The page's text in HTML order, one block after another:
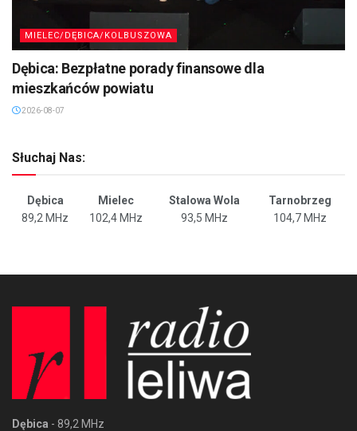
MIELEC/DĘBICA/KOLBUSZOWA
Dębica: Bezpłatne porady finansowe dla
mieszkańców powiatu
2026-08-07
Słuchaj Nas:
Dębica Mielec Stalowa Wola
Tarnobrzeg
89,2 MHz
102,4 MHz 93,5 MHz 104,7 MHz
Dębica - 89,2 MHz